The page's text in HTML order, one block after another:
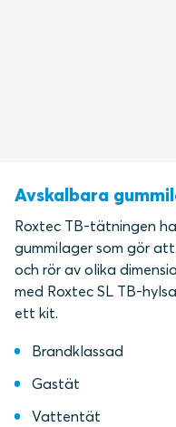
Avskalbara
Roxtec TB-tätningen
gummilager som gör
och rör av olika
med Roxtec SL TB-
ett kit.
Brandklassad
Gastät
Vattentät